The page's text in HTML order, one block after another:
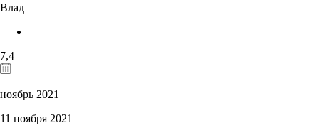
Влад
7,4
ноябрь 2021
11 ноября 2021